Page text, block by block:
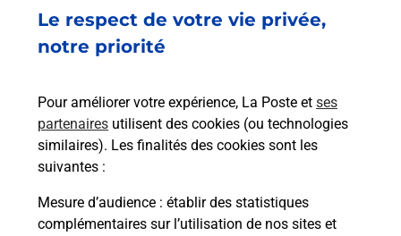
Le respect de votre vie privée,
notre priorité
Pour améliorer votre expérience, La Poste et ses
partenaires utilisent des cookies (ou technologies
similaires). Les finalités des cookies sont les
suivantes :
Mesure d’audience : établir des statistiques
complémentaires sur l’utilisation de nos sites et
PLACE DE LA LIBERATION
HEUILLEY COTTON
52190 VILLEGUSIEN LE LAC
La Poste Agence Communale
Fermé-ouvre mardi à 09h00